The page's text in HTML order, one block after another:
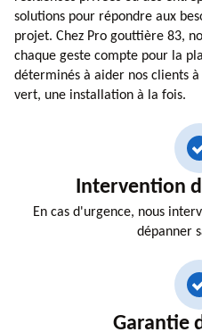
solutions pour répondre aux
projet. Chez Pro gouttière 83,
chaque geste compte pour la
déterminés à aider nos clients
vert, une installation à la fois.
Intervention
En cas d'urgence, nous
dépanner
Garantie